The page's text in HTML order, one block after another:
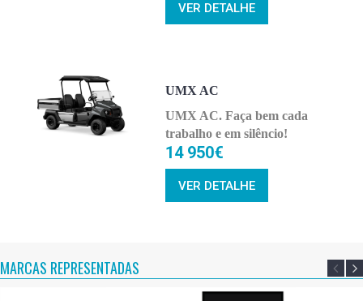
VER DETALHE
UMX AC
UMX AC. Faça bem cada
trabalho e em silêncio!
14 950€
VER DETALHE
MARCAS REPRESENTADAS